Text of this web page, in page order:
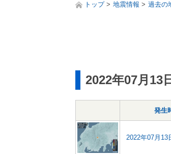
トップ 地震情報 過去の
2022年07月13
発生
2022年07月13